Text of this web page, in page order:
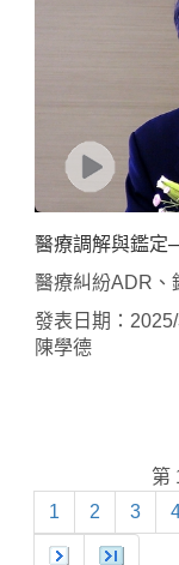
醫療調解與鑑定
醫療糾紛ADR、
發表日期：
陳學德
第
1
2 3